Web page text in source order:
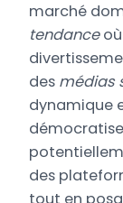
marché
tendanceoù
des médias
dynamique
des